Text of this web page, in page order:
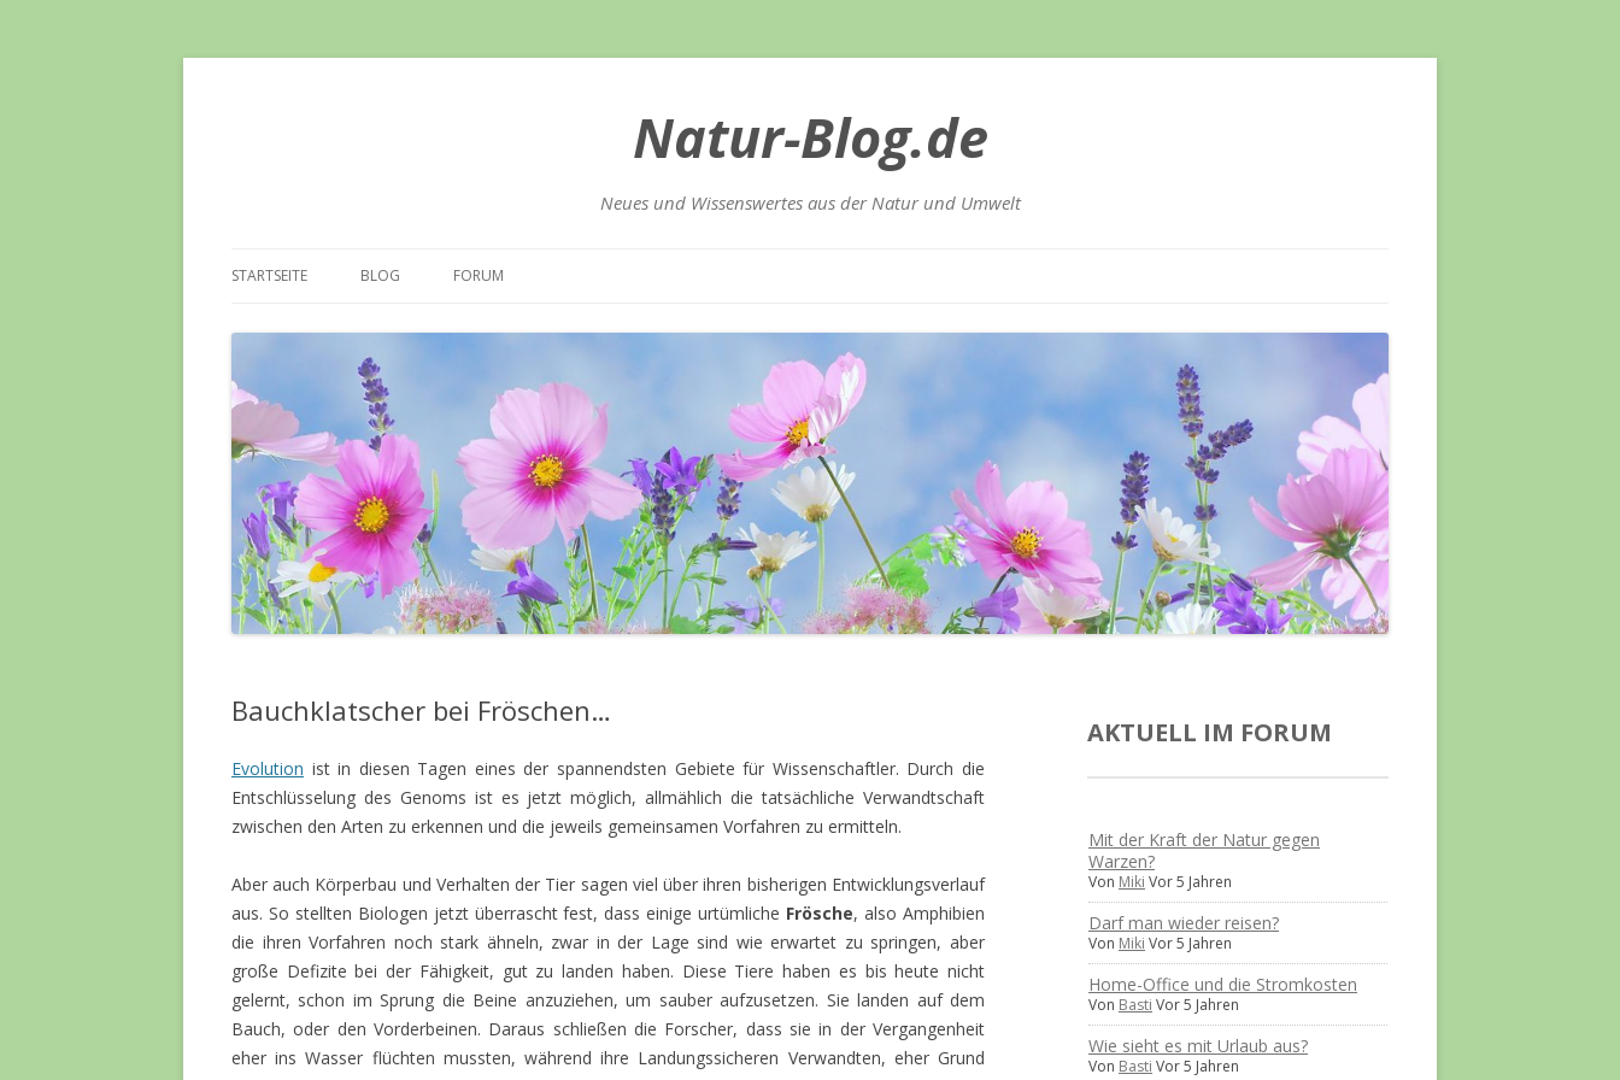
Natur-Blog.de
Neues und Wissenswertes aus der Natur und Umwelt
STARTSEITE BLOG FORUM
Bauchklatscher bei Fröschen…
Evolution ist in diesen Tagen eines der spannendsten Gebiete für Wissenschaftler. Durch die
Entschlüsselung des Genoms ist es jetzt möglich, allmählich die tatsächliche Verwandtschaft
zwischen den Arten zu erkennen und die jeweils gemeinsamen Vorfahren zu ermitteln.
Aber auch Körperbau und Verhalten der Tier sagen viel über ihren bisherigen Entwicklungsverlauf
aus. So stellten Biologen jetzt überrascht fest, dass einige urtümliche Frösche, also Amphibien
die ihren Vorfahren noch stark ähneln, zwar in der Lage sind wie erwartet zu springen, aber
große Defizite bei der Fähigkeit, gut zu landen haben. Diese Tiere haben es bis heute nicht
gelernt, schon im Sprung die Beine anzuziehen, um sauber aufzusetzen. Sie landen auf dem
Bauch, oder den Vorderbeinen. Daraus schließen die Forscher, dass sie in der Vergangenheit
eher ins Wasser flüchten mussten, während ihre Landungssicheren Verwandten, eher Grund
AKTUELL IM FORUM
Mit der Kraft der Natur gegen
Warzen?
Von Miki Vor 5 Jahren
Darf man wieder reisen?
Von Miki Vor 5 Jahren
Home-Office und die Stromkosten
Von Basti Vor 5 Jahren
Wie sieht es mit Urlaub aus?
Von Basti Vor 5 Jahren